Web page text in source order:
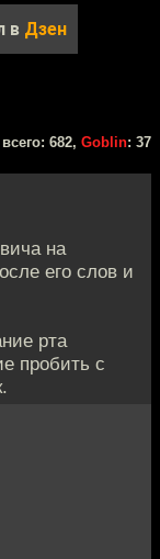
в Дзен
всего: 682, Goblin: 37
на
его слов и
рта
пробить с